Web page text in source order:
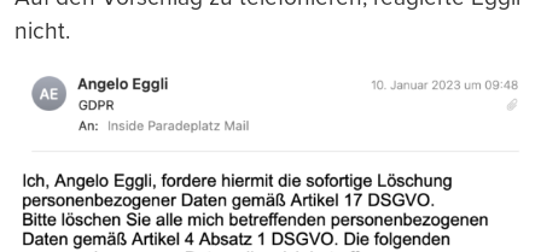
nicht.